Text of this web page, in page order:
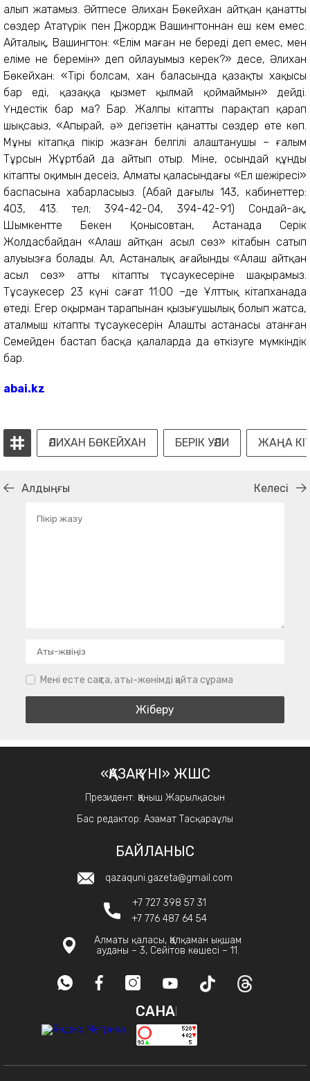
алып жатамыз. Әйтпесе Әлихан Бөкейхан айтқан қанатты
сөздер Ататүрік пен Джордж Вашингтоннан еш кем емес.
Айталық, Вашингтон: «Елім маған не береді деп емес, мен
еліме не беремін» деп ойлауымыз керек?» десе, Әлихан
Бөкейхан: «Тірі болсам, хан баласында қазақтың хақысы
бар еді, қазаққа қызмет қылмай қоймаймын» дейді.
Үндестік бар ма? Бар. Жалпы кітапты парақтап қарап
шықсаңыз, «Апырай, ә» дегізетін қанатты сөздер өте көп.
Мұны кітапқа пікір жазған белгілі алаштанушы – ғалым
Тұрсын Жұртбай да айтып отыр. Міне, осындай құнды
кітапты оқимын десеңіз, Алматы қаласындағы «Ел шежіресі»
баспасына хабарласыңыз. (Абай даңғылы 143, кабинеттер:
403, 413. тел; 394-42-04, 394-42-91) Сондай-ақ,
Шымкентте Бекен Қонысовтан, Астанада Серік
Жолдасбайдан «Алаш айтқан асыл сөз» кітабын сатып
алуыңызға болады. Ал, Астаналық ағайынды «Алаш айтқан
асыл сөз» атты кітаптың тұсаукесеріне шақырамыз.
Тұсаукесер 23 күні сағат 11:00 –де Ұлттық кітапханада
өтеді. Егер оқырман тарапынан қызығушылық болып жатса,
аталмыш кітаптың тұсаукесерін Алаштың астанасы атанған
Семейден бастап басқа қалаларда да өткізуге мүмкіндік
бар.
abai.kz
ӘЛИХАН БӨКЕЙХАН БЕРІК УӘЛИ ЖАҢА
Алдыңғы Келесі
Мені есте сақта, аты-жөнімді қайта сұрама
«ҚАЗАҚ ҮНІ» ЖШС
Президент: Қаныш Жарылқасын
Бас редактор: Азамат Тасқараұлы
БАЙЛАНЫС
qazaquni.gazeta@gmail.com
+7 727 398 57 31
+7 776 487 64 54
Алматы қаласы, Қалқаман ықшам
ауданы – 3, Сейітов көшесі – 11.
САНАҚ